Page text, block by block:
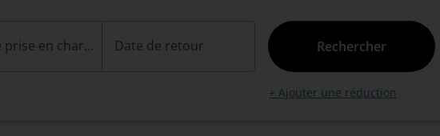
Date de prise en charge Date de retour Rechercher
+ Ajouter une réduction